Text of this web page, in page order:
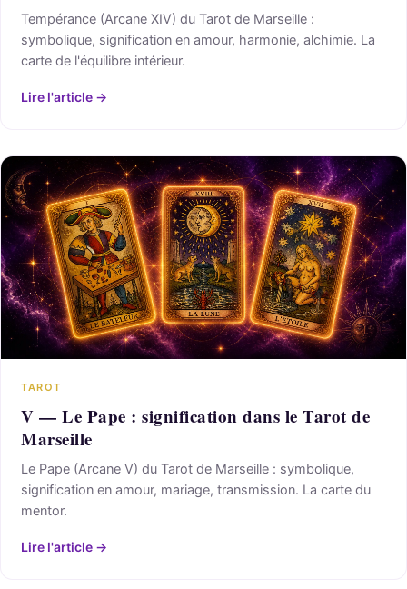
Tempérance (Arcane XIV) du Tarot de Marseille :
symbolique, signification en amour, harmonie, alchimie. La
carte de l'équilibre intérieur.
Lire l'article →
TAROT
V — Le Pape : signification dans le Tarot de
Marseille
Le Pape (Arcane V) du Tarot de Marseille : symbolique,
signification en amour, mariage, transmission. La carte du
mentor.
Lire l'article →